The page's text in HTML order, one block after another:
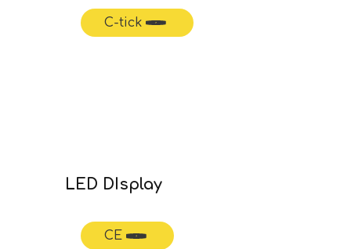
C-tick
LED DIsplay
CE